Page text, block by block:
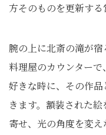
方そのものを更新する
腕の上に北斎の滝が
料理屋のカウンター
好きな時に、その作
きます。額装された
寄せ、光の角度を変